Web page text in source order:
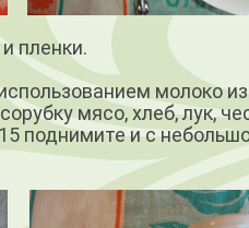
пленки.
молоко
мясо, хлеб, лук,
поднимите и с